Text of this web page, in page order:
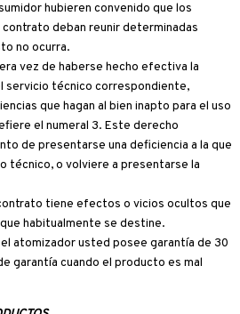
hubieren convenido que los
deban reunir determinadas
no ocurra.
vez de haberse hecho efectiva la
servicio técnico correspondiente,
que hagan al bien inapto para el uso
el numeral 3. Este derecho
de presentarse una deficiencia a la que
técnico, o volviere a presentarse la
tiene efectos o vicios ocultos que
habitualmente se destine.
atomizador usted posee garantía de 30
garantía cuando el producto es mal